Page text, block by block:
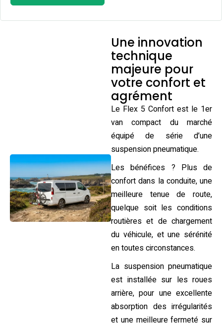
Une innovation
technique
majeure pour
votre confort et
agrément
Le Flex 5 Confort est le 1er
van compact du marché
équipé de série d’une
suspension pneumatique.
Les bénéfices ? Plus de
confort dans la conduite, une
meilleure tenue de route,
quelque soit les conditions
routières et de chargement
du véhicule, et une sérénité
en toutes circonstances.
La suspension pneumatique
est installée sur les roues
arrière, pour une excellente
absorption des irrégularités
et une meilleure fermeté sur